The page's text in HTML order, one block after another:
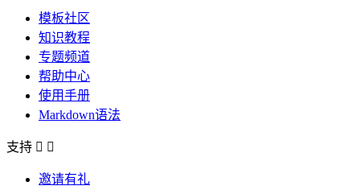
模板社区
知识教程
专题频道
帮助中心
使用手册
Markdown语法
支持  
邀请有礼